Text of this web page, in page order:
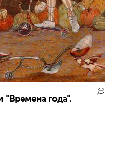
"Времена года".